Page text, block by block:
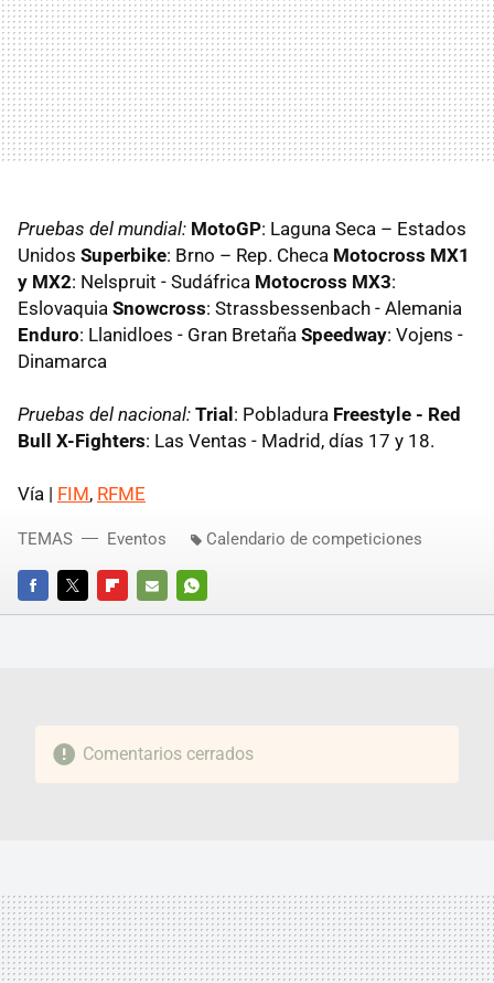
Pruebas del mundial: MotoGP: Laguna Seca – Estados
Unidos Superbike: Brno – Rep. Checa Motocross MX1
y MX2: Nelspruit - Sudáfrica Motocross MX3:
Eslovaquia Snowcross: Strassbessenbach - Alemania
Enduro: Llanidloes - Gran Bretaña Speedway: Vojens -
Dinamarca
Pruebas del nacional: Trial : Pobladura Freestyle - Red
Bull X-Fighters: Las Ventas - Madrid, días 17 y 18.
Vía | FIM, RFME
FACEBOOKTWITTERFLIPBOARD
E-
WHATSAPP
TEMAS Eventos Calendario de competiciones
Comentarios cerrados